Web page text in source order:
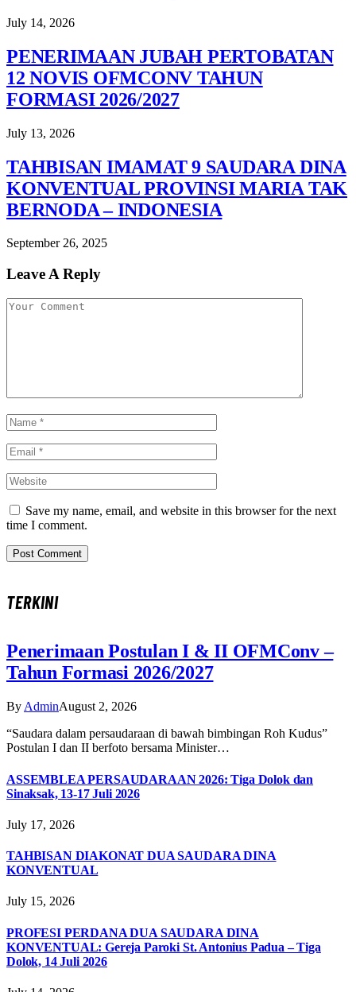
July 14, 2026
PENERIMAAN JUBAH PERTOBATAN
12 NOVIS OFMCONV TAHUN
FORMASI 2026/2027
July 13, 2026
TAHBISAN IMAMAT 9 SAUDARA DINA
KONVENTUAL PROVINSI MARIA TAK
BERNODA – INDONESIA
September 26, 2025
Leave A Reply
Save my name, email, and website in this browser for the next
time I comment.
TERKINI
Penerimaan Postulan I & II OFMConv –
Tahun Formasi 2026/2027
By AdminAugust 2, 2026
“Saudara dalam persaudaraan di bawah bimbingan Roh Kudus”
Postulan I dan II berfoto bersama Minister…
ASSEMBLEA PERSAUDARAAN 2026: Tiga Dolok dan
Sinaksak, 13-17 Juli 2026
July 17, 2026
TAHBISAN DIAKONAT DUA SAUDARA DINA
KONVENTUAL
July 15, 2026
PROFESI PERDANA DUA SAUDARA DINA
KONVENTUAL: Gereja Paroki St. Antonius Padua – Tiga
Dolok, 14 Juli 2026